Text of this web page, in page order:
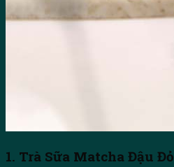
1. Trà Sữa Matcha Đậu Đỏ